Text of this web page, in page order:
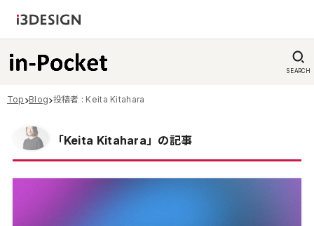
SEARCH
Top Blog 投稿者 : Keita Kitahara
「Keita Kitahara」の記事